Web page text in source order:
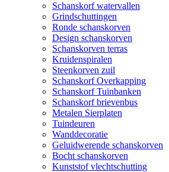
Schanskorf watervallen
Grindschuttingen
Ronde schanskorven
Design schanskorven
Schanskorven terras
Kruidenspiralen
Steenkorven zuil
Schanskorf Overkapping
Schanskorf Tuinbanken
Schanskorf brievenbus
Metalen Sierplaten
Tuindeuren
Wanddecoratie
Geluidwerende schanskorven
Bocht schanskorven
Kunststof vlechtschutting